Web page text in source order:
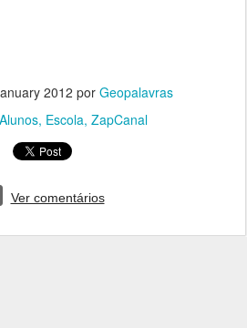
2012 por Geopalavras
Alunos Escola ZapCanal
Ver comentários